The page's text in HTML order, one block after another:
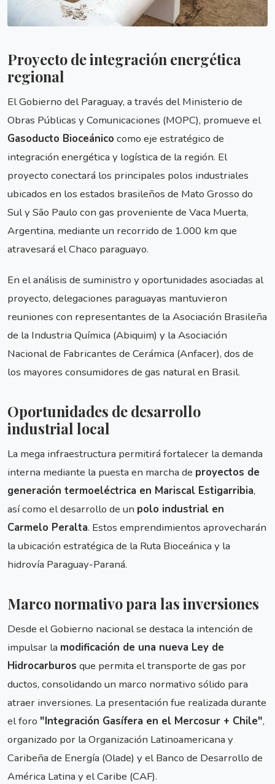
Proyecto de integración energética
regional
El Gobierno del Paraguay, a través del Ministerio de
Obras Públicas y Comunicaciones (MOPC), promueve el
Gasoducto Bioceánico como eje estratégico de
integración energética y logística de la región. El
proyecto conectará los principales polos industriales
ubicados en los estados brasileños de Mato Grosso do
Sul y São Paulo con gas proveniente de Vaca Muerta,
Argentina, mediante un recorrido de 1.000 km que
atravesará el Chaco paraguayo.
En el análisis de suministro y oportunidades asociadas al
proyecto, delegaciones paraguayas mantuvieron
reuniones con representantes de la Asociación Brasileña
de la Industria Química (Abiquim) y la Asociación
Nacional de Fabricantes de Cerámica (Anfacer), dos de
los mayores consumidores de gas natural en Brasil.
Oportunidades de desarrollo
industrial local
La mega infraestructura permitirá fortalecer la demanda
interna mediante la puesta en marcha de proyectos de
generación termoeléctrica en Mariscal Estigarribia,
así como el desarrollo de un polo industrial en
Carmelo Peralta. Estos emprendimientos aprovecharán
la ubicación estratégica de la Ruta Bioceánica y la
hidrovía Paraguay-Paraná.
Marco normativo para las inversiones
Desde el Gobierno nacional se destaca la intención de
impulsar la modificación de una nueva Ley de
Hidrocarburos que permita el transporte de gas por
ductos, consolidando un marco normativo sólido para
atraer inversiones. La presentación fue realizada durante
el foro "Integración Gasífera en el Mercosur + Chile",
organizado por la Organización Latinoamericana y
Caribeña de Energía (Olade) y el Banco de Desarrollo de
América Latina y el Caribe (CAF).